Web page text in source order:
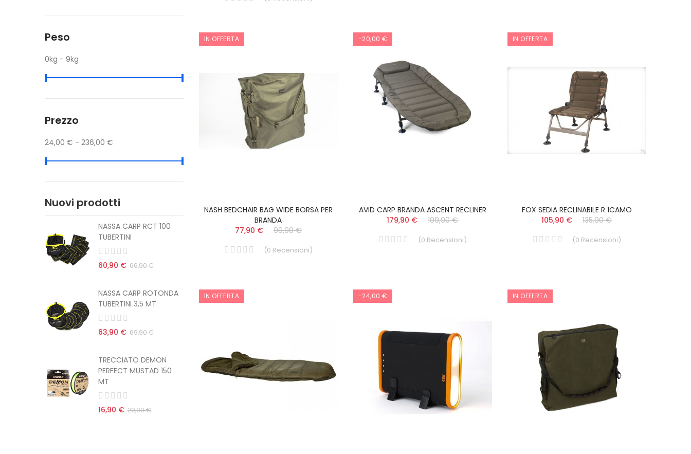
IN OFFERTA
NASH BEDCHAIR BAG WIDE BORSA PER
BRANDA
77,90 €
99,90 €
(0 Recensioni)
-20,00 €
AVID CARP BRANDA ASCENT RECLINER
179,90 €
199,90 €
(0 Recensioni)
IN OFFERTA
FOX SEDIA RECLINABILE R 1CAMO
105,90 €
135,90 €
(0 Recensioni)
IN OFFERTA -24,00 € IN OFFERTA
Peso
0kg - 9kg
Prezzo
24,00 € - 236,00 €
Nuovi prodotti
NASSA CARP RCT 100
TUBERTINI
60,90 € 66,90 €
NASSA CARP ROTONDA
TUBERTINI 3,5 MT
63,90 € 69,90 €
TRECCIATO DEMON
PERFECT MUSTAD 150
MT
16,90 € 20,90 €
NASSA CARP RCT 100
TRECCIATO DEMON
PERFECT MUSTAD 150
MT